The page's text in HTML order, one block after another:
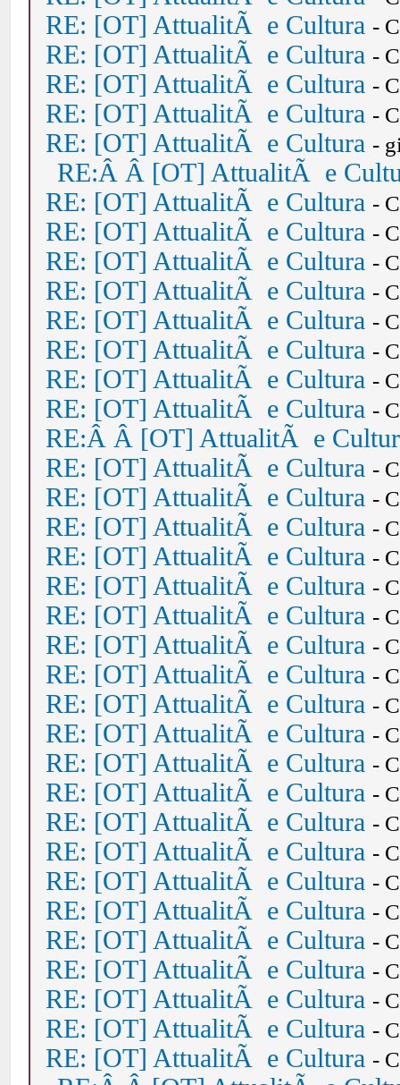
RE: [OT] AttualitÃ e Cultura -
RE: [OT] AttualitÃ e Cultura -
RE: [OT] AttualitÃ e Cultura -
RE: [OT] AttualitÃ e Cultura -
RE: [OT] AttualitÃ e Cultura -
RE:Â Â [OT] AttualitÃ e
RE: [OT] AttualitÃ e Cultura -
RE: [OT] AttualitÃ e Cultura -
RE: [OT] AttualitÃ e Cultura -
RE: [OT] AttualitÃ e Cultura -
RE: [OT] AttualitÃ e Cultura -
RE: [OT] AttualitÃ e Cultura -
RE: [OT] AttualitÃ e Cultura -
RE: [OT] AttualitÃ e Cultura -
RE:Â Â [OT] AttualitÃ e
RE: [OT] AttualitÃ e Cultura -
RE: [OT] AttualitÃ e Cultura -
RE: [OT] AttualitÃ e Cultura -
RE: [OT] AttualitÃ e Cultura -
RE: [OT] AttualitÃ e Cultura -
RE: [OT] AttualitÃ e Cultura -
RE: [OT] AttualitÃ e Cultura -
RE: [OT] AttualitÃ e Cultura -
RE: [OT] AttualitÃ e Cultura -
RE: [OT] AttualitÃ e Cultura -
RE: [OT] AttualitÃ e Cultura -
RE: [OT] AttualitÃ e Cultura -
RE: [OT] AttualitÃ e Cultura -
RE: [OT] AttualitÃ e Cultura -
RE: [OT] AttualitÃ e Cultura -
RE: [OT] AttualitÃ e Cultura -
RE: [OT] AttualitÃ e Cultura -
RE: [OT] AttualitÃ e Cultura -
RE: [OT] AttualitÃ e Cultura -
RE: [OT] AttualitÃ e Cultura -
RE: [OT] AttualitÃ e Cultura -